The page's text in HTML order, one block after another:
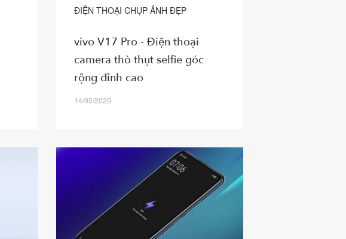
ĐIỆN THOẠI CHỤP ẢNH ĐẸP
vivo V17 Pro - Điện thoại
camera thò thụt selfie góc
rộng đỉnh cao
14/05/2020